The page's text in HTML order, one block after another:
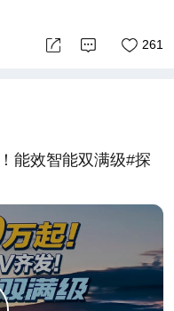
261
能效智能双满级#探